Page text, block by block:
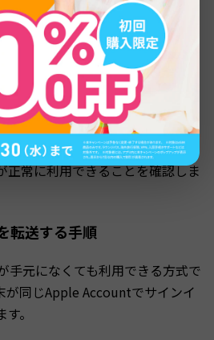
択し「転送」をタップ
アクティベートされるのを待つ
のeSIMは自動的に無効化さ
発信テスト（111番など）を行
正常に利用できることを確認しま
転送する手順
手元になくても利用できる方式で
が同じApple Accountでサインイ
。